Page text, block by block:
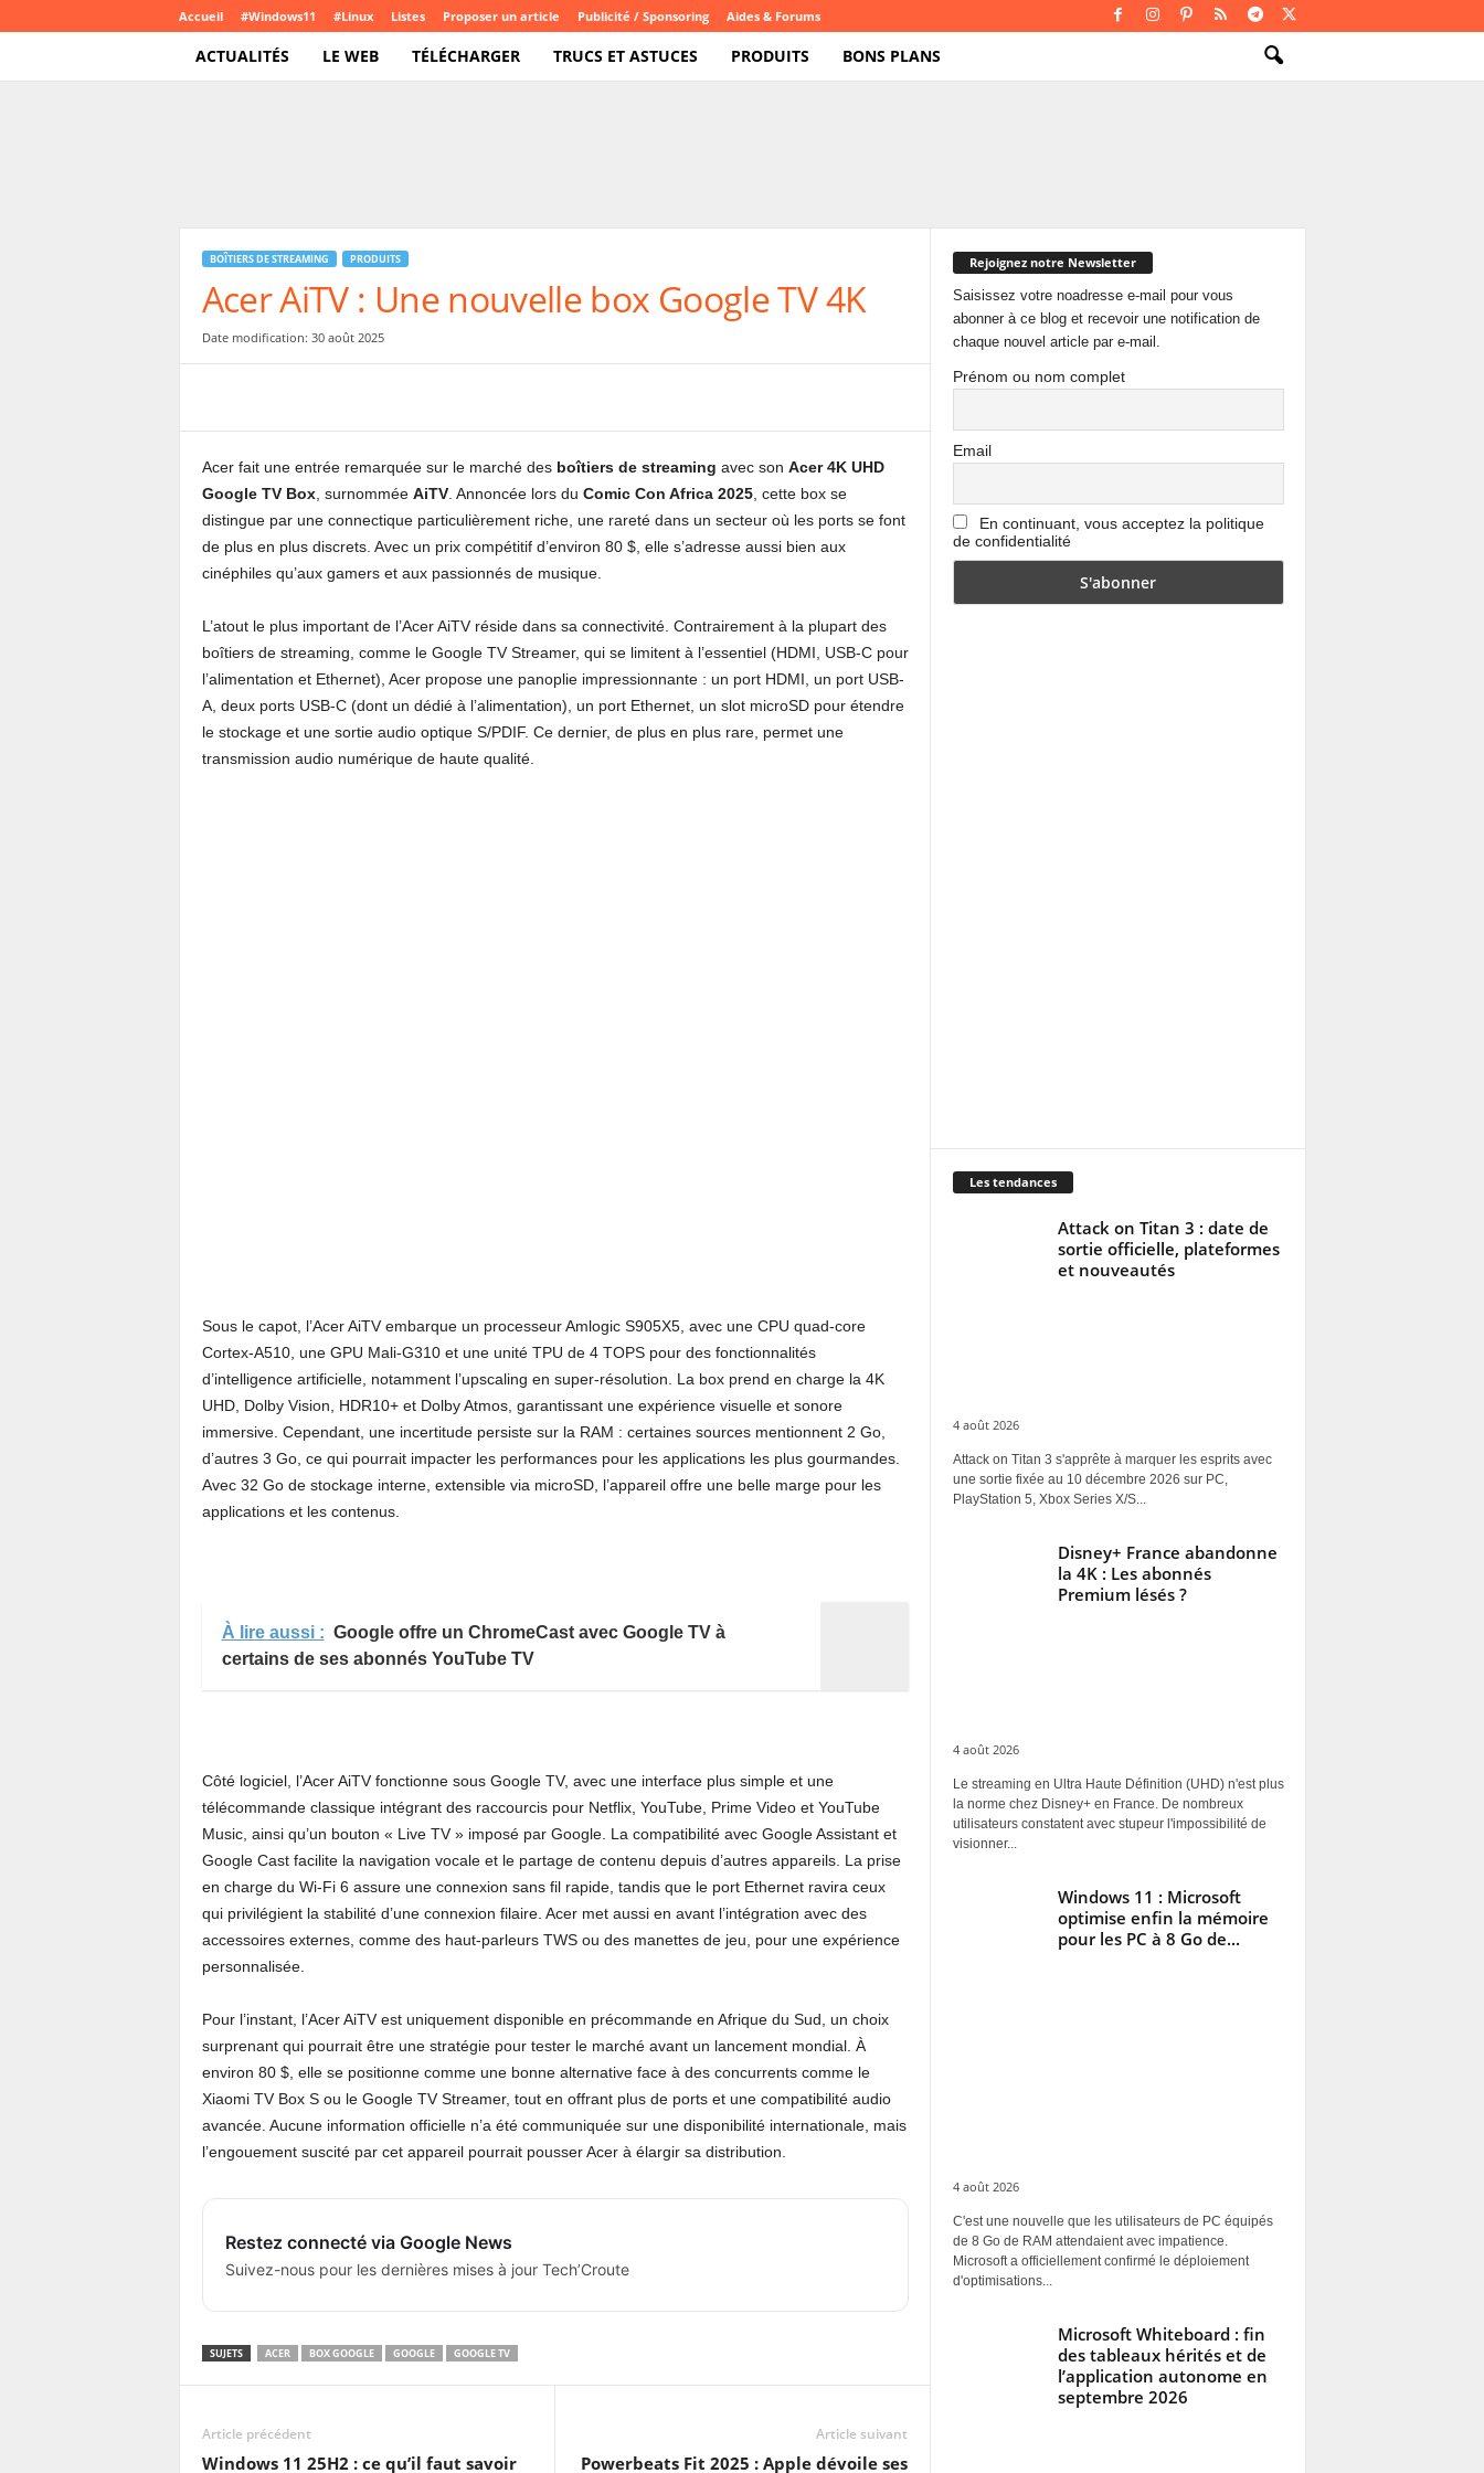
Accueil #Windows11 #Linux Listes Proposer un article Publicité / Sponsoring Aides & Forums
ACTUALITÉS LE WEB TÉLÉCHARGER TRUCS ET ASTUCES PRODUITS BONS PLANS
BOÎTIERS DE STREAMING PRODUITS
Acer AiTV : Une nouvelle box Google TV 4K
Date modification: 30 août 2025
Acer fait une entrée remarquée sur le marché des boîtiers de streaming avec son Acer 4K UHD
Google TV Box, surnommée AiTV. Annoncée lors du Comic Con Africa 2025, cette box se
distingue par une connectique particulièrement riche, une rareté dans un secteur où les ports se font
de plus en plus discrets. Avec un prix compétitif d’environ 80 $, elle s’adresse aussi bien aux
cinéphiles qu’aux gamers et aux passionnés de musique.
L’atout le plus important de l’Acer AiTV réside dans sa connectivité. Contrairement à la plupart des
boîtiers de streaming, comme le Google TV Streamer, qui se limitent à l’essentiel (HDMI, USB-C pour
l’alimentation et Ethernet), Acer propose une panoplie impressionnante : un port HDMI, un port USB-
A, deux ports USB-C (dont un dédié à l’alimentation), un port Ethernet, un slot microSD pour étendre
le stockage et une sortie audio optique S/PDIF. Ce dernier, de plus en plus rare, permet une
transmission audio numérique de haute qualité.
Sous le capot, l’Acer AiTV embarque un processeur Amlogic S905X5, avec une CPU quad-core
Cortex-A510, une GPU Mali-G310 et une unité TPU de 4 TOPS pour des fonctionnalités
d’intelligence artificielle, notamment l’upscaling en super-résolution. La box prend en charge la 4K
UHD, Dolby Vision, HDR10+ et Dolby Atmos, garantissant une expérience visuelle et sonore
immersive. Cependant, une incertitude persiste sur la RAM : certaines sources mentionnent 2 Go,
d’autres 3 Go, ce qui pourrait impacter les performances pour les applications les plus gourmandes.
Avec 32 Go de stockage interne, extensible via microSD, l’appareil offre une belle marge pour les
applications et les contenus.
À lire aussi : Google offre un ChromeCast avec Google TV à
certains de ses abonnés YouTube TV
Côté logiciel, l’Acer AiTV fonctionne sous Google TV, avec une interface plus simple et une
télécommande classique intégrant des raccourcis pour Netflix, YouTube, Prime Video et YouTube
Music, ainsi qu’un bouton « Live TV » imposé par Google. La compatibilité avec Google Assistant et
Google Cast facilite la navigation vocale et le partage de contenu depuis d’autres appareils. La prise
en charge du Wi-Fi 6 assure une connexion sans fil rapide, tandis que le port Ethernet ravira ceux
qui privilégient la stabilité d’une connexion filaire. Acer met aussi en avant l’intégration avec des
accessoires externes, comme des haut-parleurs TWS ou des manettes de jeu, pour une expérience
personnalisée.
Pour l’instant, l’Acer AiTV est uniquement disponible en précommande en Afrique du Sud, un choix
surprenant qui pourrait être une stratégie pour tester le marché avant un lancement mondial. À
environ 80 $, elle se positionne comme une bonne alternative face à des concurrents comme le
Xiaomi TV Box S ou le Google TV Streamer, tout en offrant plus de ports et une compatibilité audio
avancée. Aucune information officielle n’a été communiquée sur une disponibilité internationale, mais
l’engouement suscité par cet appareil pourrait pousser Acer à élargir sa distribution.
Restez connecté via Google News
Suivez-nous pour les dernières mises à jour Tech’Croute
SUJETS ACER BOX GOOGLE GOOGLE GOOGLE TV
Article précédent
Windows 11 25H2 : ce qu’il faut savoir
Article suivant
Powerbeats Fit 2025 : Apple dévoile ses
Rejoignez notre Newsletter
Saisissez votre noadresse e-mail pour vous
abonner à ce blog et recevoir une notification de
chaque nouvel article par e-mail.
Prénom ou nom complet
Email
En continuant, vous acceptez la politique
de confidentialité
Les tendances
Attack on Titan 3 : date de
sortie officielle, plateformes
et nouveautés
4 août 2026
Attack on Titan 3 s'apprête à marquer les esprits avec
une sortie fixée au 10 décembre 2026 sur PC,
PlayStation 5, Xbox Series X/S...
Disney+ France abandonne
la 4K : Les abonnés
Premium lésés ?
4 août 2026
Le streaming en Ultra Haute Définition (UHD) n'est plus
la norme chez Disney+ en France. De nombreux
utilisateurs constatent avec stupeur l'impossibilité de
visionner...
Windows 11 : Microsoft
optimise enfin la mémoire
pour les PC à 8 Go de...
4 août 2026
C'est une nouvelle que les utilisateurs de PC équipés
de 8 Go de RAM attendaient avec impatience.
Microsoft a officiellement confirmé le déploiement
d'optimisations...
Microsoft Whiteboard : fin
des tableaux hérités et de
l’application autonome en
septembre 2026